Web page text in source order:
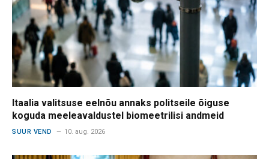
Itaalia valitsuse eelnõu annaks politseile õiguse
koguda meeleavaldustel biomeetrilisi andmeid
SUUR VEND 10. aug. 2026